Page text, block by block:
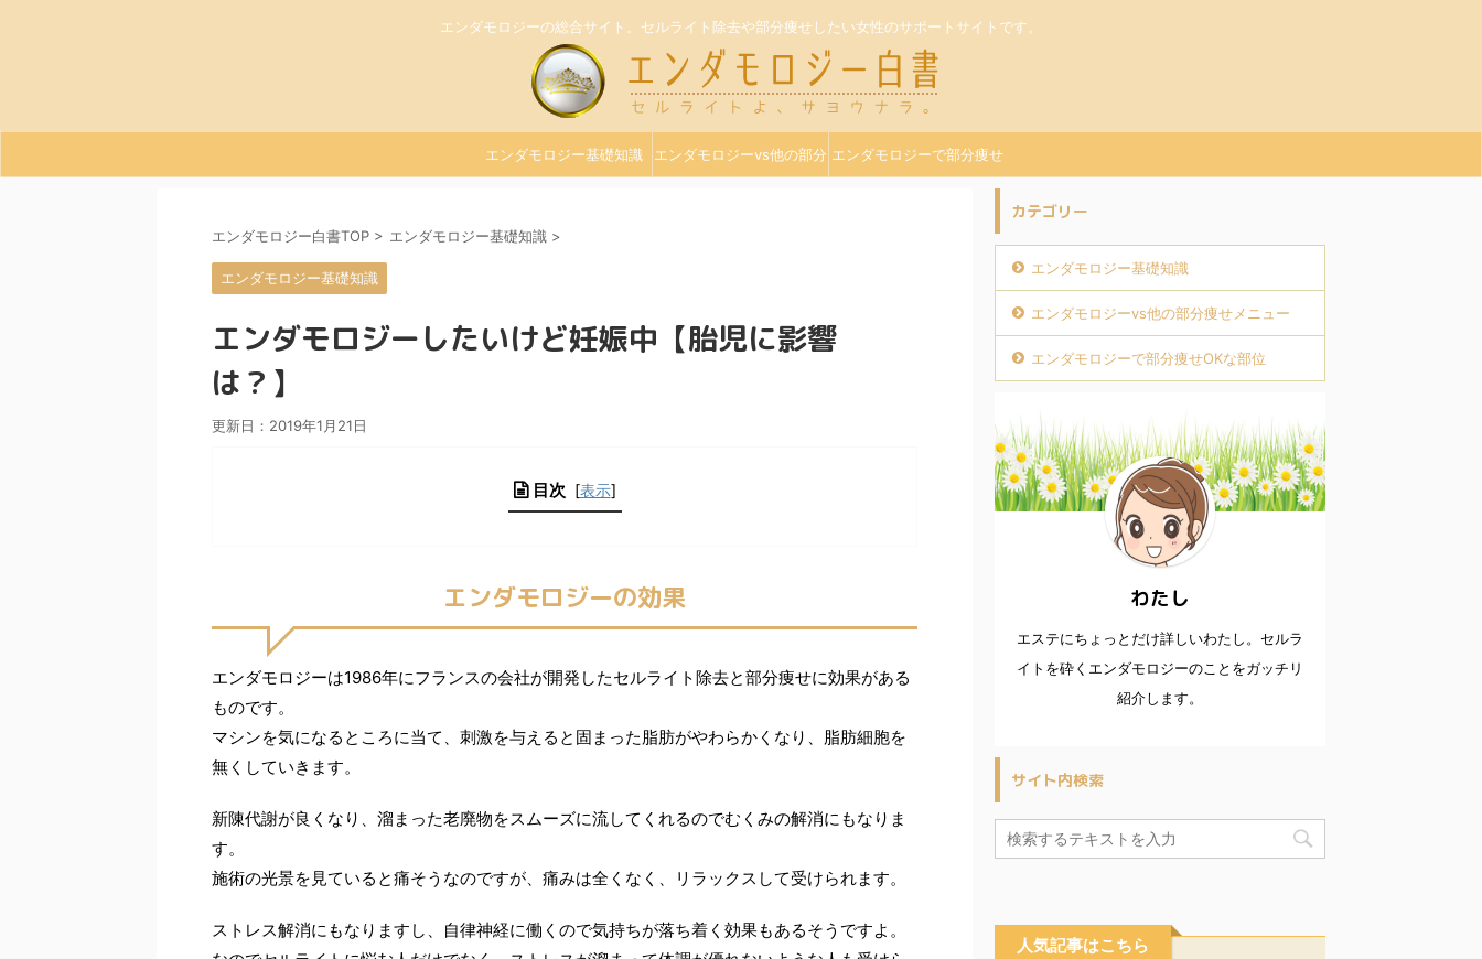
エンダモロジーの総合サイト。セルライト除去や部分痩せしたい女性のサポートサイトです。
エンダモロジー基礎知識 エンダモロジーvs他の部分 エンダモロジーで部分痩せ
エンダモロジー白書TOP > エンダモロジー基礎知識 >
エンダモロジー基礎知識
エンダモロジーしたいけど妊娠中【胎児に影響
は？】
更新日： 2019年1月21日
目次 [表示]
エンダモロジーの効果
エンダモロジーは1986年にフランスの会社が開発したセルライト除去と部分痩せに効果がある
ものです。
マシンを気になるところに当て、刺激を与えると固まった脂肪がやわらかくなり、脂肪細胞を
無くしていきます。
新陳代謝が良くなり、溜まった老廃物をスムーズに流してくれるのでむくみの解消にもなりま
す。
施術の光景を見ていると痛そうなのですが、痛みは全くなく、リラックスして受けられます。
ストレス解消にもなりますし、自律神経に働くので気持ちが落ち着く効果もあるそうですよ。
カテゴリー
エンダモロジー基礎知識
エンダモロジーvs他の部分痩せメニュー
エンダモロジーで部分痩せOKな部位
わたし
エステにちょっとだけ詳しいわたし。セルラ
イトを砕くエンダモロジーのことをガッチリ
紹介します。
サイト内検索
人気記事はこちら